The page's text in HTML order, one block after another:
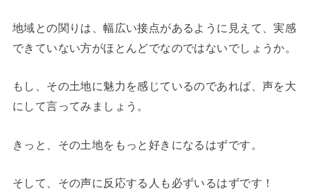
地域との関りは、幅広い接点があるように見えて、実感
できていない方がほとんどでなのではないでしょうか。
もし、その土地に魅力を感じているのであれば、声を大
にして言ってみましょう。
きっと、その土地をもっと好きになるはずです。
そして、その声に反応する人も必ずいるはずです！